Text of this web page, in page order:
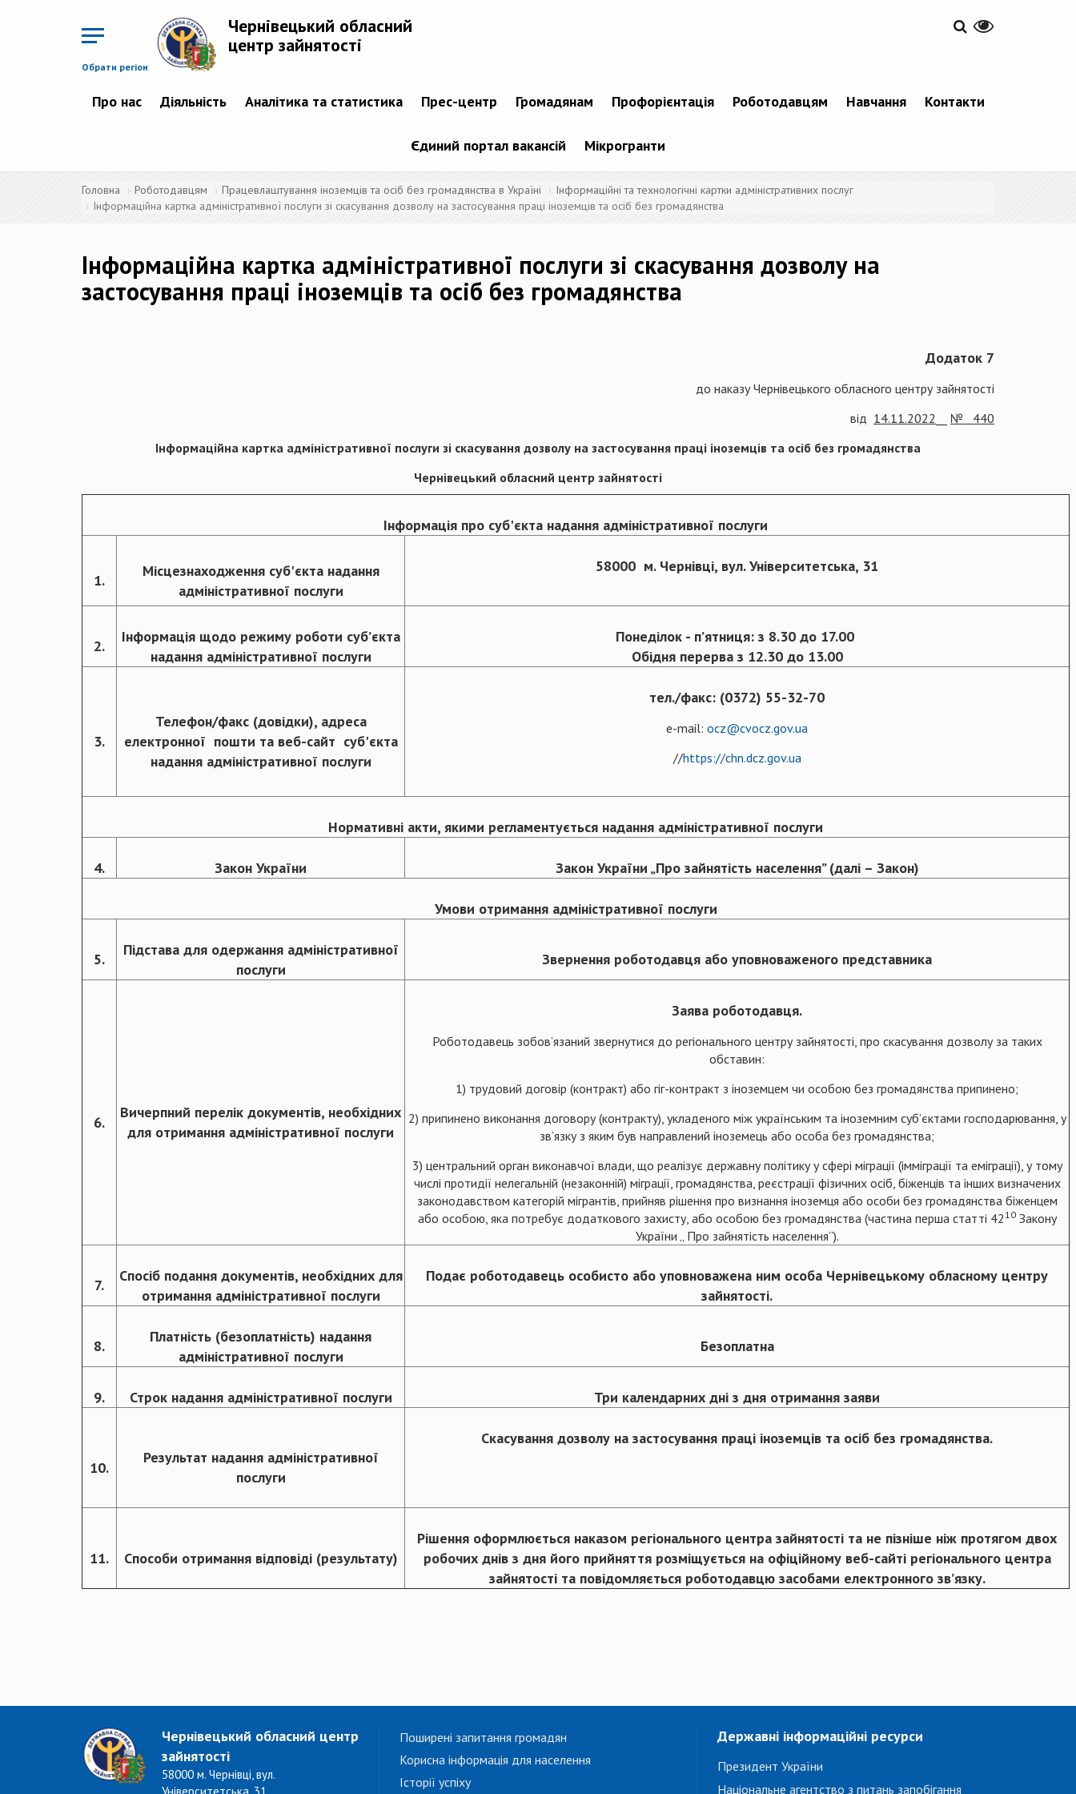
Обрати регіон
Чернівецький обласний
центр зайнятості
Про нас Діяльність Аналітика та статистика Прес-центр Громадянам Профорієнтація Роботодавцям Навчання Контакти
Єдиний портал вакансій Мікрогранти
Головна Роботодавцям Працевлаштування іноземців та осіб без громадянства в Україні
Інформаційні та технологічні картки адміністративних послуг
Інформаційна картка адміністративної послуги зі скасування дозволу на застосування праці іноземців та осіб без громадянства
Інформаційна картка адміністративної послуги зі скасування дозволу на
застосування праці іноземців та осіб без громадянства
Додаток 7
до наказу Чернівецького обласного центру зайнятості
від 14.11.2022
№ 440
Інформаційна картка адміністративної послуги зі скасування дозволу на застосування праці іноземців та осіб без громадянства
Чернівецький обласний центр зайнятості
Інформація про суб'єкта надання адміністративної послуги
1.
Місцезнаходження суб'єкта надання
адміністративної послуги
58000 м. Чернівці, вул. Університетська, 31
2.
Інформація щодо режиму роботи суб’єкта
надання адміністративної послуги
Понеділок - п’ятниця: з 8.30 до 17.00
Обідня перерва з 12.30 до 13.00
3.
Телефон/факс (довідки), адреса
електронної пошти та веб-сайт суб'єкта
надання адміністративної послуги
тел./факс: (0372) 55-32-70
e-mail: ocz@cvocz.gov.ua
//https://chn.dcz.gov.ua
Нормативні акти, якими регламентується надання адміністративної послуги
4. Закон України Закон України „Про зайнятість населення” (далі – Закон)
Умови отримання адміністративної послуги
5.
Підстава для одержання адміністративної
послуги
Звернення роботодавця або уповноваженого представника
6.
Вичерпний перелік документів, необхідних
для отримання адміністративної послуги
Заява роботодавця.
Роботодавець зобов’язаний звернутися до регіонального центру зайнятості, про скасування дозволу за таких
обставин:
1) трудовий договір (контракт) або гіг-контракт з іноземцем чи особою без громадянства припинено;
2) припинено виконання договору (контракту), укладеного між українським та іноземним суб’єктами господарювання, у
зв’язку з яким був направлений іноземець або особа без громадянства;
3) центральний орган виконавчої влади, що реалізує державну політику у сфері міграції (імміграції та еміграції), у тому
числі протидії нелегальній (незаконній) міграції, громадянства, реєстрації фізичних осіб, біженців та інших визначених
законодавством категорій мігрантів, прийняв рішення про визнання іноземця або особи без громадянства біженцем
або особою, яка потребує додаткового захисту, або особою без громадянства (частина перша статті 42 10Закону
України „ Про зайнятість населення”).
7.
Спосіб подання документів, необхідних для
отримання адміністративної послуги
Подає роботодавець особисто або уповноважена ним особа Чернівецькому обласному центру
зайнятості.
8.
Платність (безоплатність) надання
адміністративної послуги
Безоплатна
9. Строк надання адміністративної послуги Три календарних дні з дня отримання заяви
10.
Результат надання адміністративної
послуги
Скасування дозволу на застосування праці іноземців та осіб без громадянства.
11. Способи отримання відповіді (результату)
Рішення оформлюється наказом регіонального центра зайнятості та не пізніше ніж протягом двох
робочих днів з дня його прийняття розміщується на офіційному веб-сайті регіонального центра
зайнятості та повідомляється роботодавцю засобами електронного зв’язку.
Чернівецький обласний центр
зайнятості
58000 м. Чернівці, вул.
Поширені запитання громадян
Корисна інформація для населення
Історії успіху
Державні інформаційні ресурси
Президент України
Національне агентство з питань запобігання